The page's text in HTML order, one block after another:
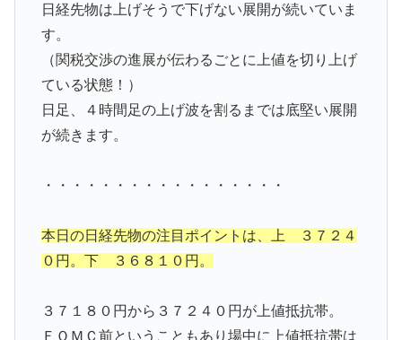
日経先物は上げそうで下げない展開が続いていま
す。
（関税交渉の進展が伝わるごとに上値を切り上げ
ている状態！）
日足、４時間足の上げ波を割るまでは底堅い展開
が続きます。
・・・・・・・・・・・・・・・・・
本日の日経先物の注目ポイントは、上 ３７２４
０円。下 ３６８１０円。
３７１８０円から３７２４０円が上値抵抗帯。
ＦＯＭＣ前ということもあり場中に上値抵抗帯は